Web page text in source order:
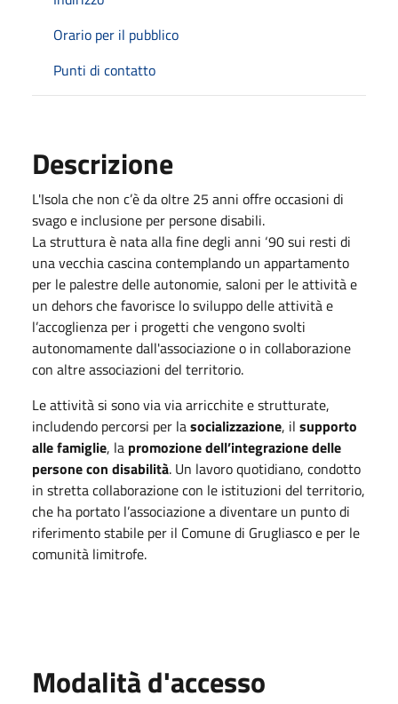
Orario per il pubblico
Punti di contatto
Descrizione
L'Isola che non c’è da oltre 25 anni offre occasioni di
svago e inclusione per persone disabili.
La struttura è nata alla fine degli anni ‘90 sui resti di
una vecchia cascina contemplando un appartamento
per le palestre delle autonomie, saloni per le attività e
un dehors che favorisce lo sviluppo delle attività e
l’accoglienza per i progetti che vengono svolti
autonomamente dall'associazione o in collaborazione
con altre associazioni del territorio.
Le attività si sono via via arricchite e strutturate,
includendo percorsi per lasocializzazione, il supporto
alle famiglie, la promozionedell’integrazione delle
persone con disabilità. Un lavoro quotidiano, condotto
in stretta collaborazione con le istituzioni del territorio,
che ha portato l’associazione a diventare un punto di
riferimento stabile per il Comune di Grugliasco e per le
comunità limitrofe.
Modalità d'accesso